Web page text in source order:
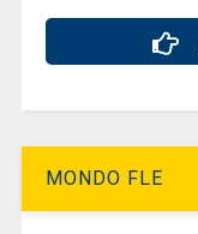
MONDO FLE